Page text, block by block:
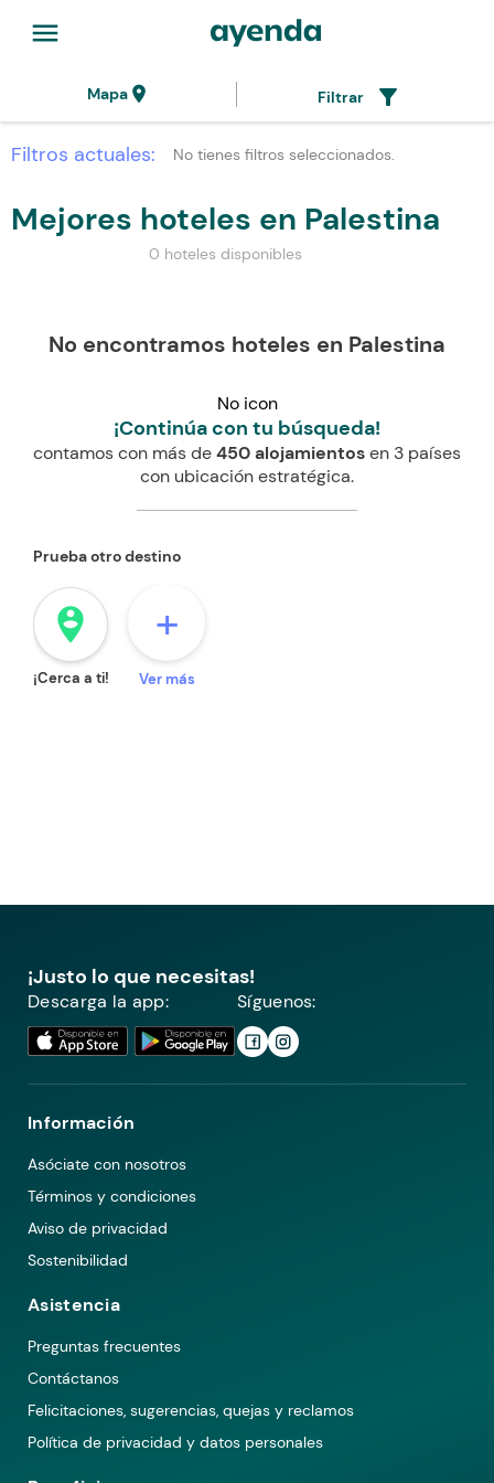
menu
Mapalocation_on Filtrar filter_alt
Filtros actuales: No tienes filtros seleccionados.
Mejores hoteles en Palestina
0 hoteles disponibles
No encontramos hoteles en Palestina
No icon
¡Continúa con tu búsqueda!
contamos con más de450 alojamientosen 3 países
con ubicación estratégica.
Prueba otro destino
person_pin_circle
¡Cerca a ti!
+
Ver más
¡Justo lo que necesitas!
Descarga la app: Síguenos:
Información
Asóciate con nosotros
Términos y condiciones
Aviso de privacidad
Sostenibilidad
Asistencia
Preguntas frecuentes
Contáctanos
Felicitaciones, sugerencias, quejas y reclamos
Política de privacidad y datos personales